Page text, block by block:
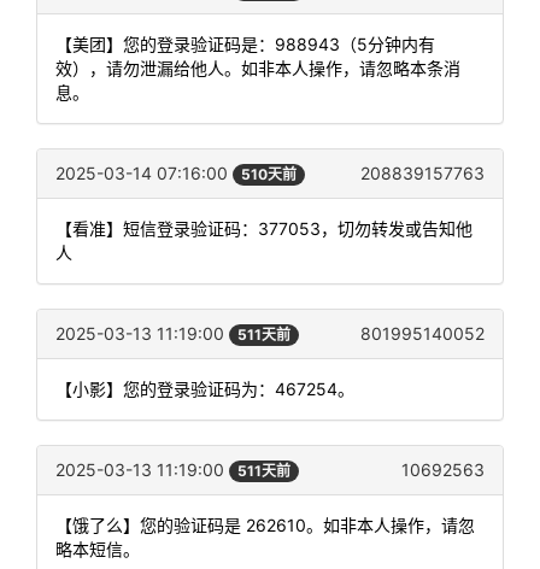
【美团】您的登录验证码是：988943（5分钟内有
效），请勿泄漏给他人。如非本人操作，请忽略本条消
息。
2025-03-14 07:16:00 510天前 208839157763
【看准】短信登录验证码：377053，切勿转发或告知他
人
2025-03-13 11:19:00 511天前 801995140052
【小影】您的登录验证码为：467254。
2025-03-13 11:19:00 511天前 10692563
【饿了么】您的验证码是 262610。如非本人操作，请忽
略本短信。